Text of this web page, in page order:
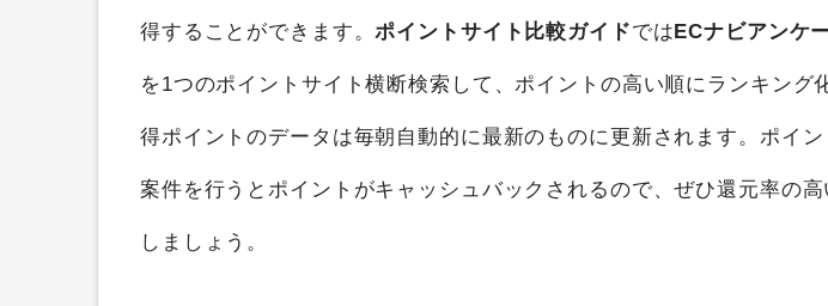
ECナビアンケート（Android）をポイントサイト比較 すると、 最大0円
得することができます。 ポイントサイト比較ガイドではECナビアンケ
を1つのポイントサイト横断検索して、ポイントの高い順にランキング
得ポイントのデータは毎朝自動的に最新のものに更新されます。ポイン